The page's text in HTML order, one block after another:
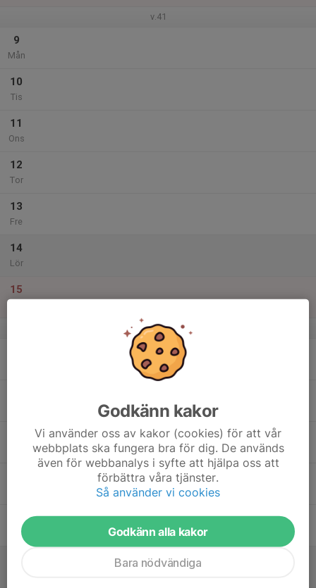
v.41
9
Mån
10
Tis
11
Ons
12
Tor
13
Fre
14
Lör
15
v.42
Fre
Godkänn kakor
Vi använder oss av kakor (cookies) för att vår
webbplats ska fungera bra för dig. De används
även för webbanalys i syfte att hjälpa oss att
förbättra våra tjänster.
Så använder vi cookies
Godkänn alla kakor
Bara nödvändiga